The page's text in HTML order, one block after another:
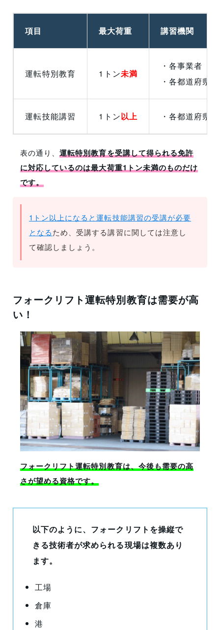
項目 最大荷重 講習機関
運転特別教育 1トン未満
・各事業者
・各都道府県
運転技能講習 1トン以上 ・各都道府県
表の通り、運転特別教育を受講して得られる免許
に対応しているのは最大荷重1トン未満のものだけ
です。
1トン以上になると運転技能講習の受講が必要
となるため、受講する講習に関しては注意し
て確認しましょう。
フォークリフト運転特別教育は需要が高
い！
フォークリフト運転特別教育は、今後も需要の高
さが望める資格です。
以下のように、フォークリフトを操縦で
きる技術者が求められる現場は複数あり
ます。
工場
倉庫
港